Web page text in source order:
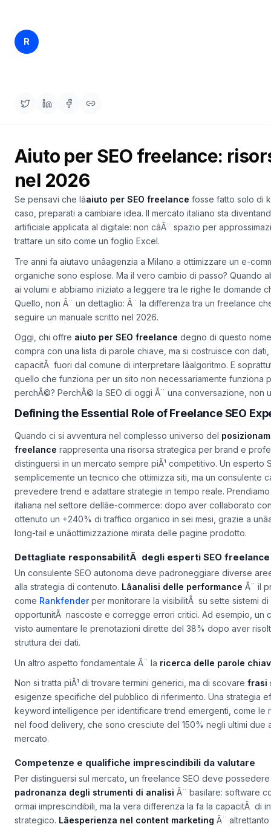
Content
Report
analisi
R
Aiuto per SEO freelance:
nel 2026
Se pensavi che lâaiuto per SEO freelance fosse fatto solo di
caso, preparati a cambiare idea. Il mercato italiano sta
artificiale applicata al digitale: non câÃ¨ spazio per
trattare un sito come un foglio Excel.
Tre anni fa aiutavo unâagenzia a Milano a ottimizzare un e-
organiche sono esplose. Ma il vero cambio di passo? Quando
ai volumi e abbiamo iniziato a leggere tra le righe le domande
Quello, non Ã¨ un dettaglio: Ã¨ la differenza tra un freelance
seguire un manuale scritto nel 2026.
Oggi, chi offre aiuto per SEO freelance degno di questo
compra con una lista di parole chiave, ma si costruisce con
capacitÃ fuori dal comune di interpretare lâalgoritmo. E
quello che funziona per un sito non necessariamente funziona
perchÃ©? PerchÃ© la SEO di oggi Ã¨ una conversazione, non
Defining the Essential Role of Freelance SEO
Quando ci si avventura nel complesso universo del
freelance rappresenta una risorsa strategica per brand e
distinguersi in un mercato sempre piÃ¹ competitivo. Un esperto
semplicemente un tecnico che ottimizza siti, ma un consulente
prevedere trend e adattare strategie in tempo reale.
italiana nel settore dellâe-commerce: dopo aver collaborato
ottenuto un +240% di traffico organico in sei mesi, grazie a
long-tail e unâottimizzazione mirata delle pagine prodotto.
Dettagliate responsabilitÃ degli esperti SEO freelance
Un consulente SEO autonoma deve padroneggiare diverse
alla strategia di contenuto. Lâanalisi delle performance Ã¨ il
come Rankfenderper monitorare la visibilitÃ su sette sistemi
opportunitÃ nascoste e corregge errori critici. Ad esempio, un
visto aumentare le prenotazioni dirette del 38% dopo aver
struttura dei dati.
Un altro aspetto fondamentale Ã¨ la ricerca delle parole
Non si tratta piÃ¹ di trovare termini generici, ma di scovare frasi
esigenze specifiche del pubblico di riferimento. Una strategia
keyword intelligence per identificare trend emergenti, come le
nel food delivery, che sono cresciute del 150% negli ultimi due
mercato.
Competenze e qualifiche imprescindibili da valutare
Per distinguersi sul mercato, un freelance SEO deve
padronanza degli strumenti di analisi Ã¨ basilare: software
ormai imprescindibili, ma la vera differenza la fa la capacitÃ di
strategico. Lâesperienza nel content marketing Ã¨